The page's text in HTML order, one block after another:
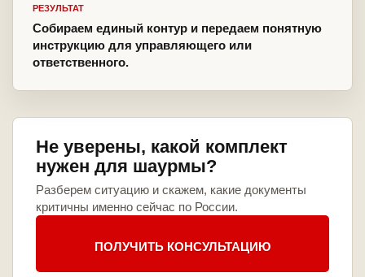
РЕЗУЛЬТАТ
Собираем единый контур и передаем понятную
инструкцию для управляющего или
ответственного.
Не уверены, какой комплект
нужен для шаурмы?
Разберем ситуацию и скажем, какие документы
критичны именно сейчас по России.
ПОЛУЧИТЬ КОНСУЛЬТАЦИЮ